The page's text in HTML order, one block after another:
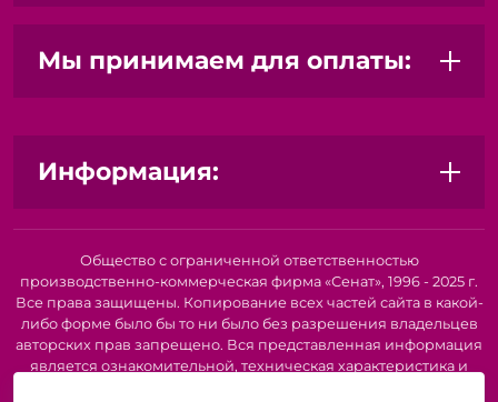
Мы принимаем для оплаты:
Информация:
Общество с ограниченной ответственностью
производственно-коммерческая фирма «Сенат», 1996 - 2025 г.
Все права защищены. Копирование всех частей сайта в какой-
либо форме было бы то ни было без разрешения владельцев
авторских прав запрещено. Вся представленная информация
является ознакомительной, техническая характеристика и